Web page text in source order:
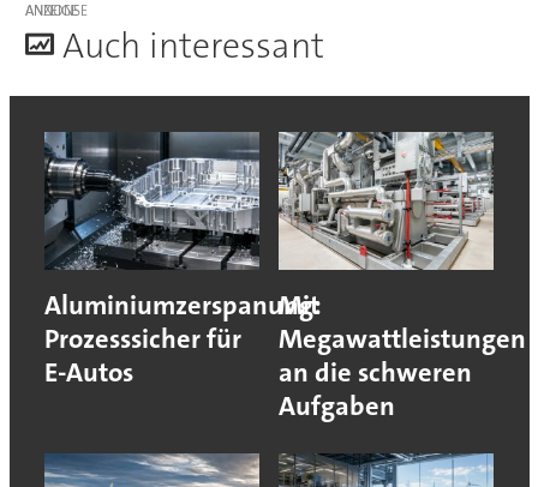
ANZEIGE
Auch interessant
Aluminiumzerspanung:
Prozesssicher für
E-Autos
Mit
Megawattleistungen
an die schweren
Aufgaben